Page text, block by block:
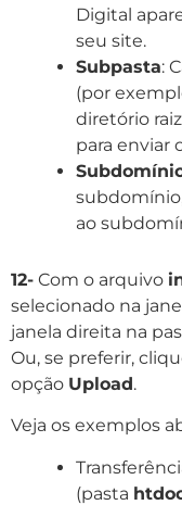
Digital
seu site.
Subpasta:
(por
diretório
para enviar
ao
12- Com o arquivo
selecionado na
janela direita na
Ou, se preferir,
opção Upload.
Veja os exemplos
(pasta